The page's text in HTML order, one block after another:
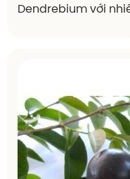
Dendrebium với